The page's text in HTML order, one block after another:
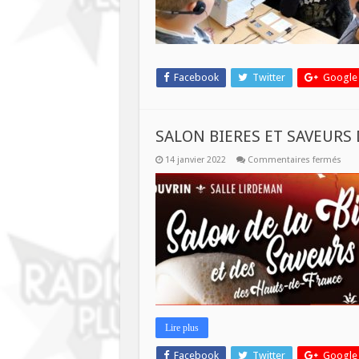
Facebook Twitter Google
SALON BIERES ET
14 janvier 2022 Commentaires ferméssur
ET
DES
DE
Lire plus
Facebook Twitter Google